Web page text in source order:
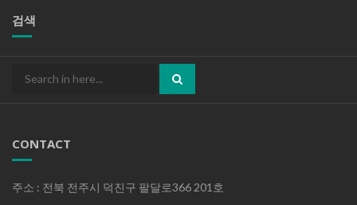
검색
CONTACT
주소 : 전북 전주시 덕진구 팔달로366 201호